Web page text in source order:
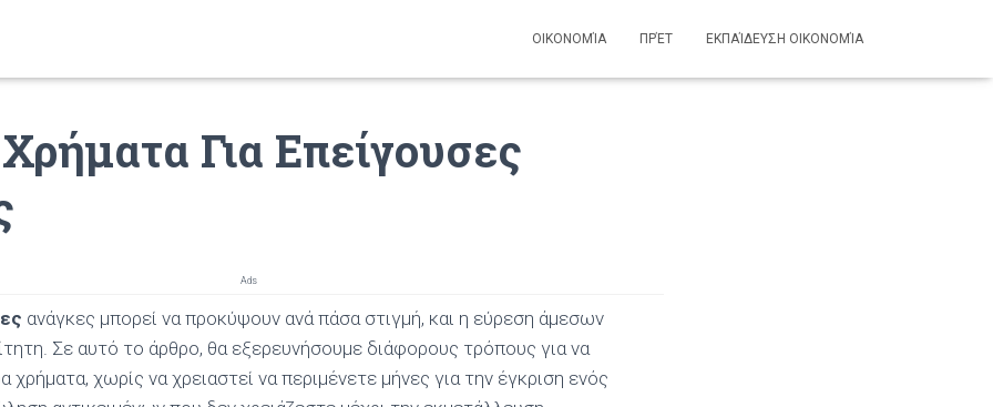
ΟΙΚΟΝΟΜΊΑ ΠΡΈΤ ΕΚΠΑΊΔΕΥΣΗ ΟΙΚΟΝΟΜΊΑ
Για Επείγουσες
Ads
ανάγκες μπορεί να προκύψουν ανά πάσα στιγμή, και η εύρεση άμεσων
Σε αυτό το άρθρο, θα εξερευνήσουμε διάφορους τρόπους για να
χωρίς να χρειαστεί να περιμένετε μήνες για την έγκριση ενός